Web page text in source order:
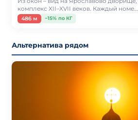
комплекс XII–XVII веков. Каждый номе…
486 м −15% по КГ
Альтернатива рядом